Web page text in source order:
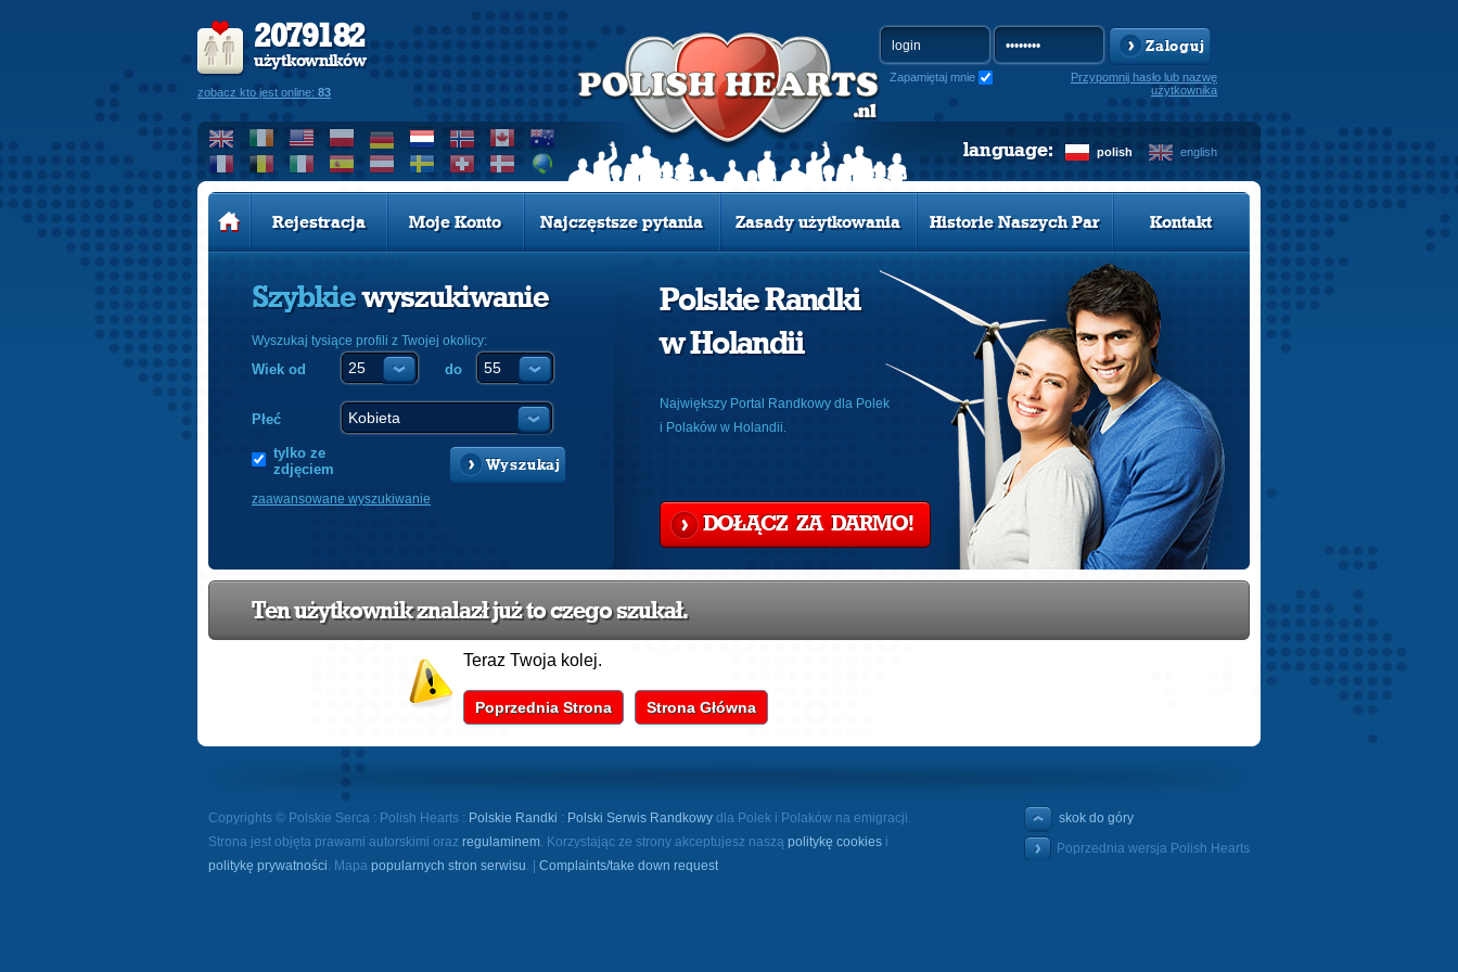
2079182
użytkowników
zobacz kto jest online: 83
Zaloguj
Zapamiętaj mnie
Przypomnij hasło lub nazwę
użytkownika
polish english
language:
Rejestracja Moje Konto Najczęstsze pytania Zasady użytkowania Historie Naszych Par Kontakt
Szybkiewyszukiwanie
Wyszukaj tysiące profili z Twojej okolicy:
Wiek od do
Płeć
tylko ze
zdjęciem
Wyszukaj
zaawansowane wyszukiwanie
Polskie Randki
w Holandii
Największy Portal Randkowy dla Polek
i Polaków w Holandii.
DOŁĄCZ ZA DARMO!
Ten użytkownik znalazł już to czego szukał.
Teraz Twoja kolej.
Poprzednia Strona Strona Główna
Copyrights © Polskie Serca : Polish Hearts : Polskie Randki : Polski Serwis Randkowy dla Polek i Polaków na emigracji.
Strona jest objęta prawami autorskimi oraz regulaminem. Korzystając ze strony akceptujesz naszą politykę cookies i
politykę prywatności. Mapa popularnych stron serwisu. | Complaints/take down request
skok do góry
Poprzednia wersja Polish Hearts